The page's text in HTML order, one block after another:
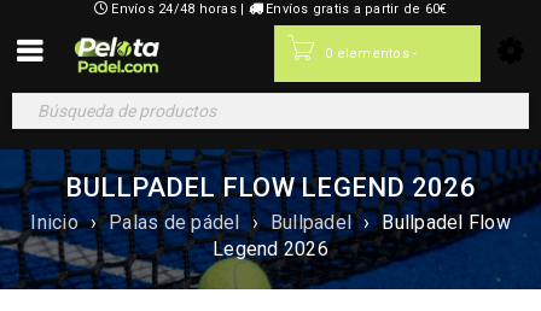
Envíos 24/48 horas | Envíos gratis a partir de 60€
0 elementos -
BULLPADEL FLOW LEGEND 2026
Inicio › Palas de pádel › Bullpadel › Bullpadel Flow
Legend 2026